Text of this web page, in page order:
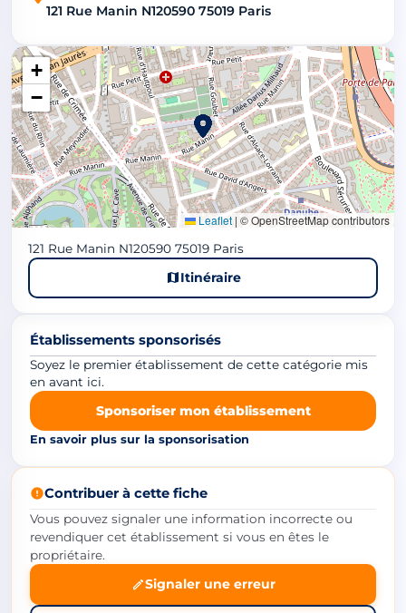
121 Rue Manin N120590 75019 Paris
+
−
Leaflet | © OpenStreetMap contributors
121 Rue Manin N120590 75019 Paris
Itinéraire
Établissements sponsorisés
Soyez le premier établissement de cette catégorie mis
en avant ici.
Sponsoriser mon établissement
En savoir plus sur la sponsorisation
Contribuer à cette fiche
Vous pouvez signaler une information incorrecte ou
revendiquer cet établissement si vous en êtes le
propriétaire.
Signaler une erreur